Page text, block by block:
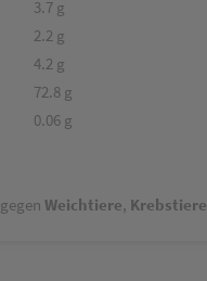
3.7 g
2.2 g
4.2 g
72.8 g
0.06 g
Weichtiere, Krebstiere